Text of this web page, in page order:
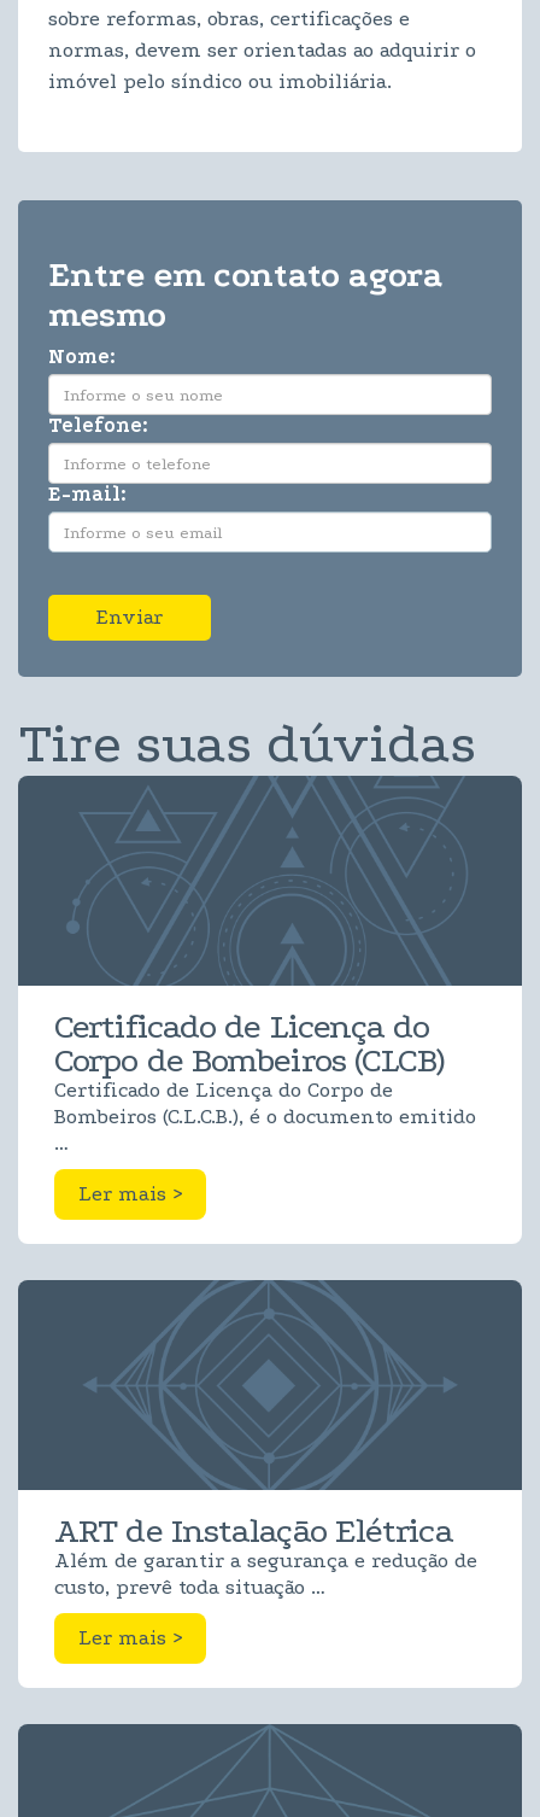
sobre reformas, obras, certificações e
normas, devem ser orientadas ao adquirir o
imóvel pelo síndico ou imobiliária.
Entre em contato agora
mesmo
Nome:
Telefone:
E-mail:
Enviar
Tire suas dúvidas
Certificado de Licença do
Corpo de Bombeiros (CLCB)
Certificado de Licença do Corpo de
Bombeiros (C.L.C.B.), é o documento emitido
…
Ler mais >
ART de Instalação Elétrica
Além de garantir a segurança e redução de
custo, prevê toda situação …
Ler mais >